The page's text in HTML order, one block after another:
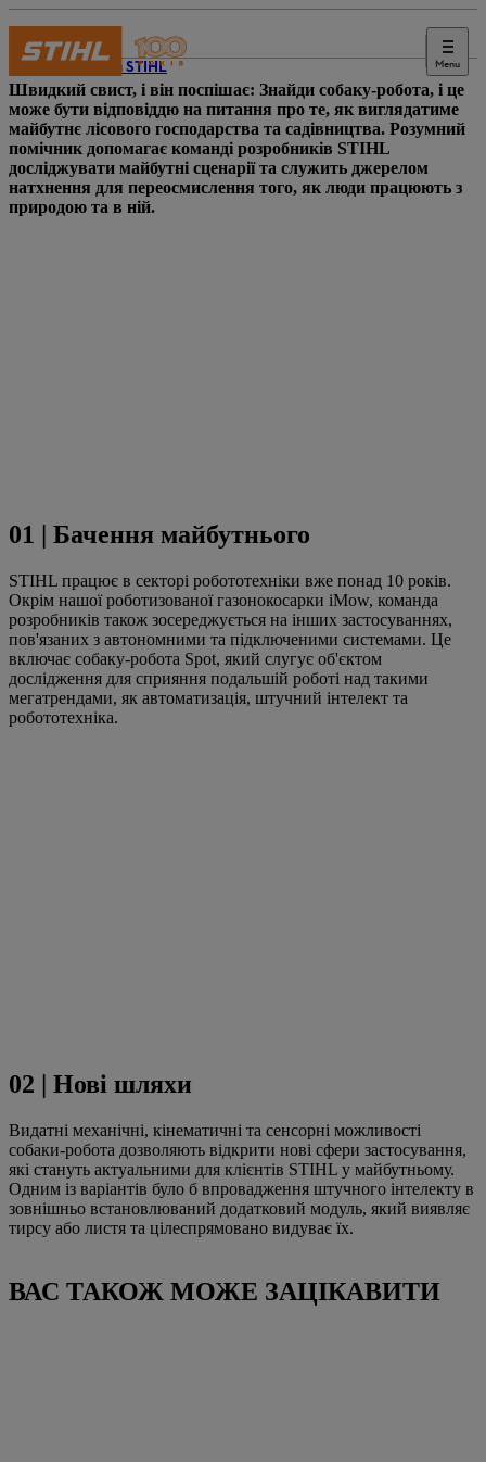
Menu
Журнал STIHL
Швидкий свист, і він поспішає: Знайди собаку-робота, і це
може бути відповіддю на питання про те, як виглядатиме
майбутнє лісового господарства та садівництва. Розумний
помічник допомагає команді розробників STIHL
досліджувати майбутні сценарії та служить джерелом
натхнення для переосмислення того, як люди працюють з
природою та в ній.
01 | Бачення майбутнього
STIHL працює в секторі робототехніки вже понад 10 років.
Окрім нашої роботизованої газонокосарки iMow, команда
розробників також зосереджується на інших застосуваннях,
пов'язаних з автономними та підключеними системами. Це
включає собаку-робота Spot, який слугує об'єктом
дослідження для сприяння подальшій роботі над такими
мегатрендами, як автоматизація, штучний інтелект та
робототехніка.
02 | Нові шляхи
Видатні механічні, кінематичні та сенсорні можливості
собаки-робота дозволяють відкрити нові сфери застосування,
які стануть актуальними для клієнтів STIHL у майбутньому.
Одним із варіантів було б впровадження штучного інтелекту в
зовнішньо встановлюваний додатковий модуль, який виявляє
тирсу або листя та цілеспрямовано видуває їх.
ВАС ТАКОЖ МОЖЕ ЗАЦІКАВИТИ